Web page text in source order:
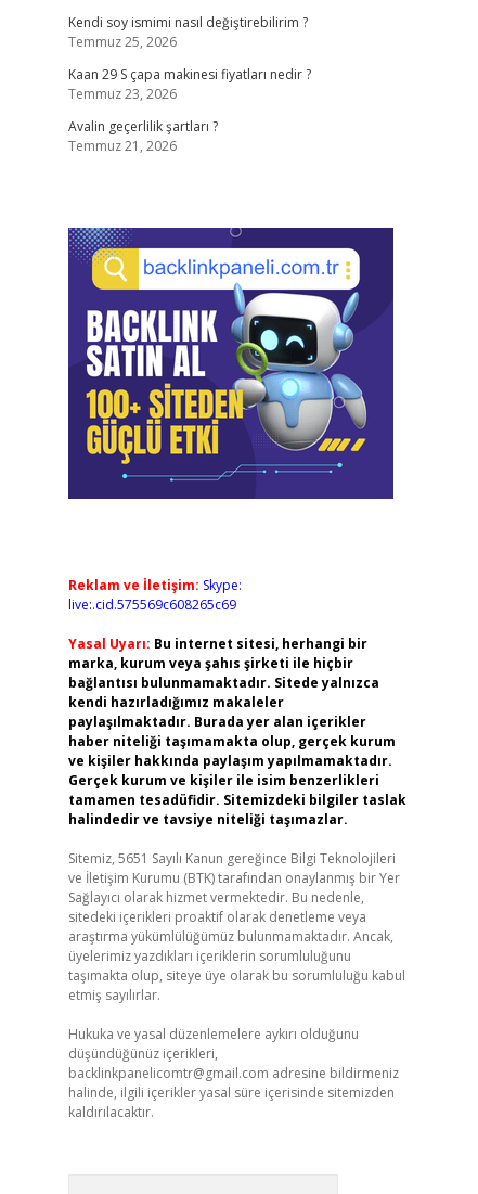
Kendi soy ismimi nasıl değiştirebilirim ?
Temmuz 25, 2026
Kaan 29 S çapa makinesi fiyatları nedir ?
Temmuz 23, 2026
Avalin geçerlilik şartları ?
Temmuz 21, 2026
Reklam ve İletişim: Skype:
live:.cid.575569c608265c69
Yasal Uyarı: Bu internet sitesi, herhangi bir
marka, kurum veya şahıs şirketi ile hiçbir
bağlantısı bulunmamaktadır. Sitede yalnızca
kendi hazırladığımız makaleler
paylaşılmaktadır. Burada yer alan içerikler
haber niteliği taşımamakta olup, gerçek kurum
ve kişiler hakkında paylaşım yapılmamaktadır.
Gerçek kurum ve kişiler ile isim benzerlikleri
tamamen tesadüfidir. Sitemizdeki bilgiler taslak
halindedir ve tavsiye niteliği taşımazlar.
Sitemiz, 5651 Sayılı Kanun gereğince Bilgi Teknolojileri
ve İletişim Kurumu (BTK) tarafından onaylanmış bir Yer
Sağlayıcı olarak hizmet vermektedir. Bu nedenle,
sitedeki içerikleri proaktif olarak denetleme veya
araştırma yükümlülüğümüz bulunmamaktadır. Ancak,
üyelerimiz yazdıkları içeriklerin sorumluluğunu
taşımakta olup, siteye üye olarak bu sorumluluğu kabul
etmiş sayılırlar.
Hukuka ve yasal düzenlemelere aykırı olduğunu
düşündüğünüz içerikleri,
backlinkpanelicomtr@gmail.com adresine bildirmeniz
halinde, ilgili içerikler yasal süre içerisinde sitemizden
kaldırılacaktır.